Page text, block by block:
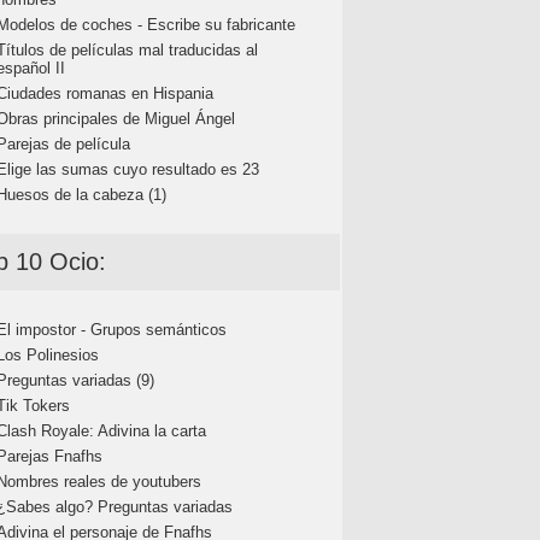
de coches - Escribe su fabricante
de películas mal traducidas al
II
romanas en Hispania
principales de Miguel Ángel
de película
las sumas cuyo resultado es 23
de la cabeza (1)
10 Ocio:
impostor - Grupos semánticos
Polinesios
variadas (9)
Tokers
Royale: Adivina la carta
Fnafhs
reales de youtubers
algo? Preguntas variadas
el personaje de Fnafhs